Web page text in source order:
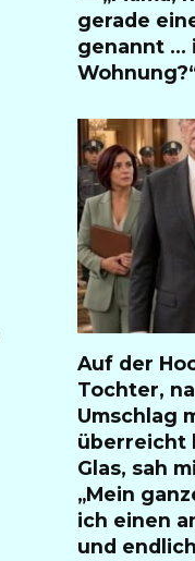
gerade
genannt …
Auf der
Tochter,
Umschlag
überreicht
Glas, sah
„Mein
ich einen
und